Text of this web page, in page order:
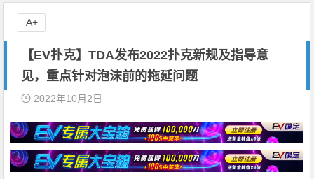
【EV扑克】TDA发布2022扑克新规及指导意
见，重点针对泡沫前的拖延问题
2022年10月2日
A+